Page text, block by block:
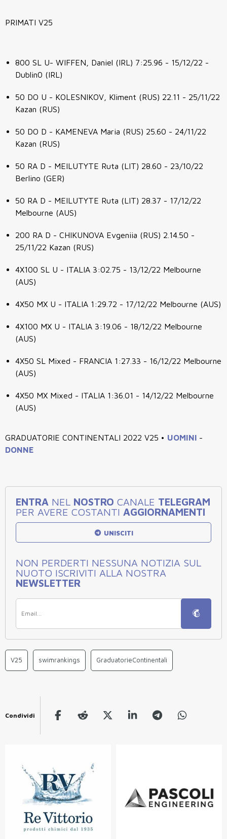
PRIMATI V25
800 SL U- WIFFEN, Daniel (IRL) 7:25.96 - 15/12/22 -
Dublin0 (IRL)
50 DO U - KOLESNIKOV, Kliment (RUS) 22.11 - 25/11/22
Kazan (RUS)
50 DO D - KAMENEVA Maria (RUS) 25.60 - 24/11/22
Kazan (RUS)
50 RA D - MEILUTYTE Ruta (LIT) 28.60 - 23/10/22
Berlino (GER)
50 RA D - MEILUTYTE Ruta (LIT) 28.37 - 17/12/22
Melbourne (AUS)
200 RA D - CHIKUNOVA Evgeniia (RUS) 2.14.50 -
25/11/22 Kazan (RUS)
4X100 SL U - ITALIA 3:02.75 - 13/12/22 Melbourne
(AUS)
4X50 MX U - ITALIA 1:29.72 - 17/12/22 Melbourne (AUS)
4X100 MX U - ITALIA 3:19.06 - 18/12/22 Melbourne
(AUS)
4X50 SL Mixed - FRANCIA 1:27.33 - 16/12/22 Melbourne
(AUS)
4X50 MX Mixed - ITALIA 1:36.01 - 14/12/22 Melbourne
(AUS)
GRADUATORIE CONTINENTALI 2022 V25 • UOMINI -
DONNE
ENTRA NEL NOSTRO CANALE TELEGRAM
PER AVERE COSTANTI AGGIORNAMENTI
UNISCITI
NON PERDERTI NESSUNA NOTIZIA SUL
NUOTO ISCRIVITI ALLA NOSTRA
NEWSLETTER
V25 swimrankings GraduatorieContinentali
Condividi